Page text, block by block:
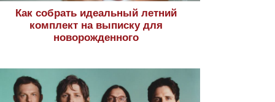
Как собрать идеальный летний
комплект на выписку для
новорожденного